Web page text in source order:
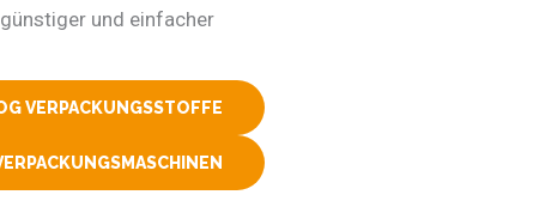
und einfacher
VERPACKUNGSSTOFFE